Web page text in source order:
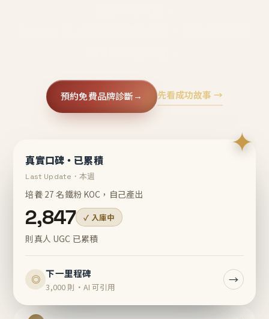
預約免費品牌診斷→ 先看成功故事 →
✦
真實口碑・已累積
Last Update・本週
培養 27 名鐵粉 KOC，自己產出
2,847 ✓ 入庫中
則真人 UGC 已累積
◎ 下一里程碑
3,000 則・AI 可引用
→